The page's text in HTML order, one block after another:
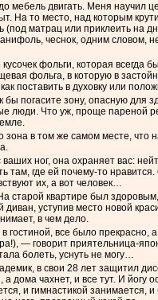
мебель двигать. Меня научил
На то место, над которым
(под матрац или приклеить на
чеснок, одним словом,
фольги, которая всегда
фольга, в которую в
поставить в духовку или
бы погасите зону, опасную для
люди. Что уж, проще пареной
зона в том же самом месте, что
ваших ног, она охраняет вас:
там, где ей почему-то
их, а вот человек…
старой квартире был
уступив место новой
в чем дело.
гостиной, все было прекрасно,
— говорит приятельница-
болеть, уснуть не могу…
в свои 28 лет защитил
дома чахнет, и все тут. И йогу
и гимнастикой занимается,